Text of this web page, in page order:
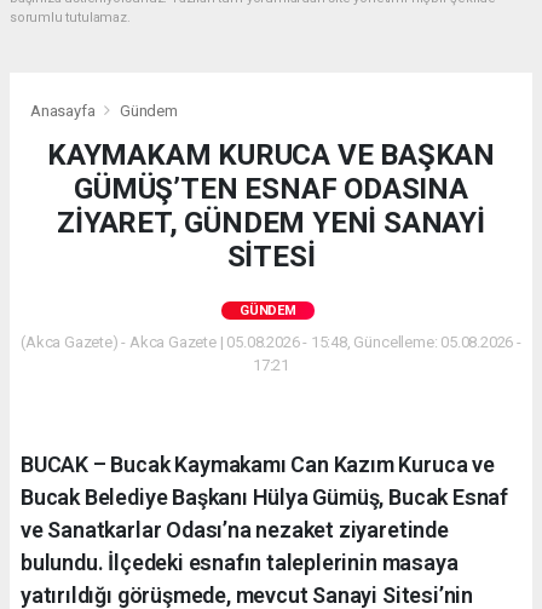
sorumlu tutulamaz.
Anasayfa Gündem
KAYMAKAM KURUCA VE BAŞKAN
GÜMÜŞ’TEN ESNAF ODASINA
ZİYARET, GÜNDEM YENİ SANAYİ
SİTESİ
GÜNDEM
(Akca Gazete) - Akca Gazete | 05.08.2026 - 15:48, Güncelleme: 05.08.2026 -
17:21
BUCAK – Bucak Kaymakamı Can Kazım Kuruca ve
Bucak Belediye Başkanı Hülya Gümüş, Bucak Esnaf
ve Sanatkarlar Odası’na nezaket ziyaretinde
bulundu. İlçedeki esnafın taleplerinin masaya
yatırıldığı görüşmede, mevcut Sanayi Sitesi’nin